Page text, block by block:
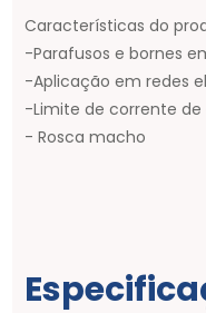
Características do
-Parafusos e bornes
-Aplicação em redes
-Limite de corrente de
- Rosca macho